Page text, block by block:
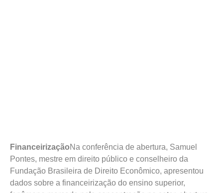
FinanceirizaçãoNa conferência de abertura, Samuel
Pontes, mestre em direito público e conselheiro da
Fundação Brasileira de Direito Econômico, apresentou
dados sobre a financeirização do ensino superior,